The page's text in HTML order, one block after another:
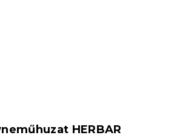
HERBAR